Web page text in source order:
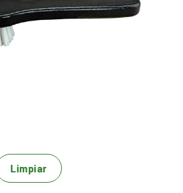
seco y húmeda de textiles.
para todas las
Limpiar